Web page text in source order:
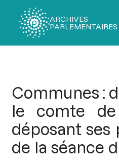
ARCHIVES
PARLEMENTAIRES
Communes :
le comte
déposant ses
de la séance